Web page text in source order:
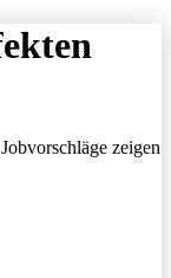
zeigen